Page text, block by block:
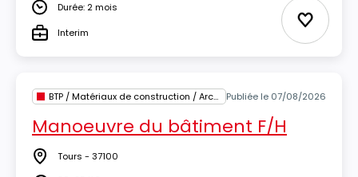
DuréeDurée: 2 mois
TypeInterim Ajouter
BTP / Matériaux de construction / Architecture Publiée le 07/08/2026
Manoeuvre du bâtiment F/H
Lieu Tours - 37100